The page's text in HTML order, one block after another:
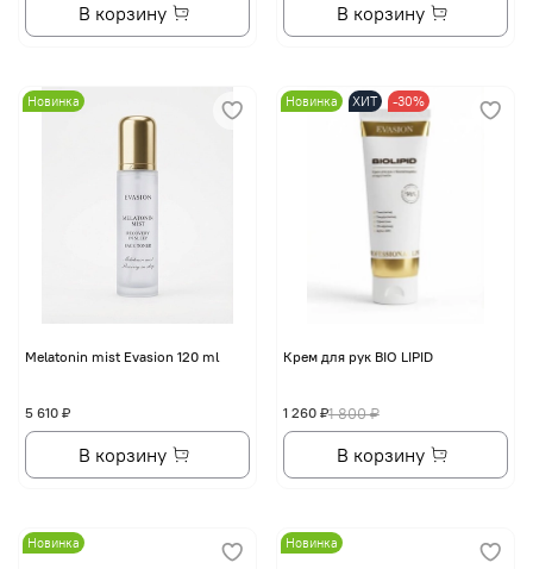
В корзину В корзину
Новинка
Melatonin mist Evasion 120 ml
5 610 ₽
В корзину
Новинка ХИТ -30%
Крем для рук BIO LIPID
1 800 ₽
1 260 ₽
В корзину
Новинка Новинка